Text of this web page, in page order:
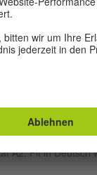
in Deutsch
stehen
Erreichen eines
A2: Fit in Deutsch